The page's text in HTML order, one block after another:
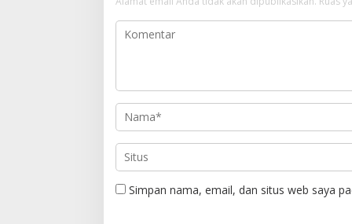
Simpan nama, email, dan situs web saya